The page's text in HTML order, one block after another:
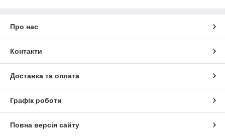
Про нас
Контакти
Доставка та оплата
Графік роботи
Повна версія сайту